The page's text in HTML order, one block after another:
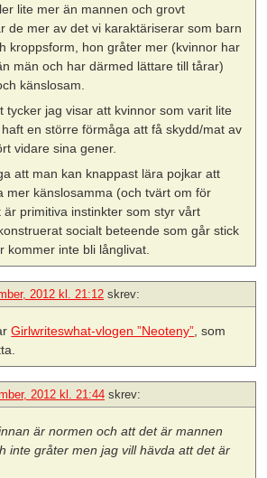
lite mer än mannen och grovt
de mer av det vi karaktäriserar som barn
kroppsform, hon gråter mer (kvinnor har
män och har därmed lättare till tårar)
känslosam.
tycker jag visar att kvinnor som varit lite
haft en större förmåga att få skydd/mat av
vidare sina gener.
att man kan knappast lära pojkar att
mer känslosamma (och tvärt om för
är primitiva instinkter som styr vårt
socialt beteende som går stick
kommer inte bli långlivat.
2012 kl. 21:12 skrev:
Girlwriteswhat-vlogen ”Neoteny” , som
2012 kl. 21:44 skrev:
är normen och att det är mannen
inte gråter men jag vill hävda att det är